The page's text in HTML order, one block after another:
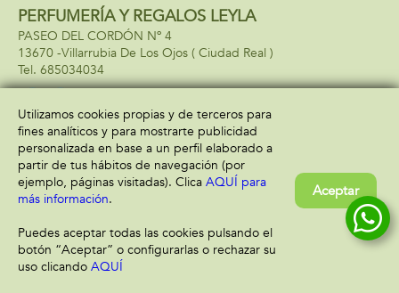
Filtrar
PERFUMERÍA Y REGALOS LEYLA
PASEO DEL CORDÓN Nº 4
13670 -Villarrubia De Los Ojos ( Ciudad Real )
685034034
Información
Aviso legal
Política de privacidad
Política de cookies
Atención al cliente
Envío y devolución
Utilizamos cookies propias y de terceros para
fines analíticos y para mostrarte publicidad
personalizada en base a un perfil elaborado a
partir de tus hábitos de navegación (por
ejemplo, páginas visitadas). Clica AQUÍ para
más información.
Puedes aceptar todas las cookies pulsando el
botón “Aceptar” o configurarlas o rechazar su
uso clicando AQUÍ
Aceptar